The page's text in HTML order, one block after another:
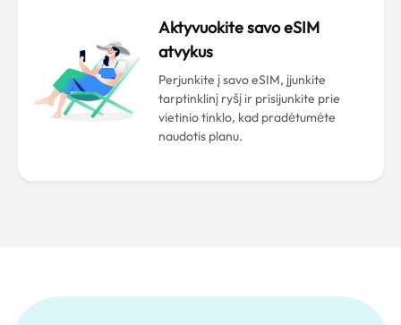
Aktyvuokite savo eSIM
atvykus
Perjunkite į savo eSIM, įjunkite
tarptinklinį ryšį ir prisijunkite prie
vietinio tinklo, kad pradėtumėte
naudotis planu.